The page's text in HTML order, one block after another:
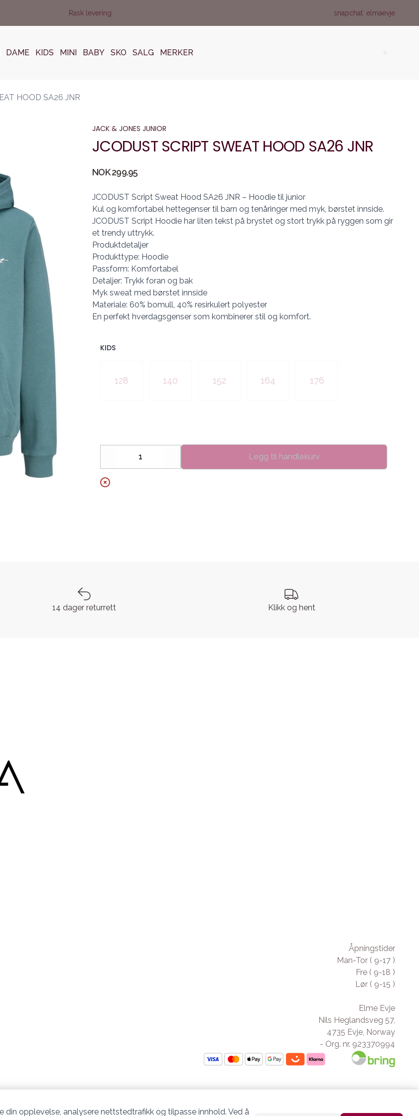
Rask levering snapchat: elmaevje
DAME KIDS MINI BABY SKO SALG MERKER
HOOD SA26 JNR
JACK & JONES JUNIOR
JCODUST SCRIPT SWEAT HOOD SA26 JNR
Produktdetaljer
NOK 299.95
Description
JCODUST Script Sweat Hood SA26 JNR – Hoodie til junior
Kul og komfortabel hettegenser til barn og tenåringer med myk, børstet innside.
JCODUST Script Hoodie har liten tekst på brystet og stort trykk på ryggen som gir
et trendy uttrykk.
Produktdetaljer
Produkttype: Hoodie
Passform: Komfortabel
Detaljer: Trykk foran og bak
Myk sweat med børstet innside
Materiale: 60% bomull, 40% resirkulert polyester
En perfekt hverdagsgenser som kombinerer stil og komfort.
KIDS
128 140 152 164 176
Decrease
Legg til handlekurv
14 dager returrett Klikk og hent
Åpningstider
Man-Tor ( 9-17 )
Fre ( 9-18 )
Lør ( 9-15 )
Elme Evje
Nils Heglandsveg 57,
4735 Evje, Norway
- Org. nr. 923370994
din opplevelse, analysere nettstedtrafikk og tilpasse innhold. Ved å